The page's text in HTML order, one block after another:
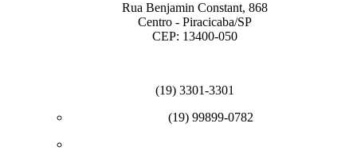
Rua Benjamin Constant, 868
Centro - Piracicaba/SP
CEP: 13400-050
(19) 3301-3301
(19) 99899-0782